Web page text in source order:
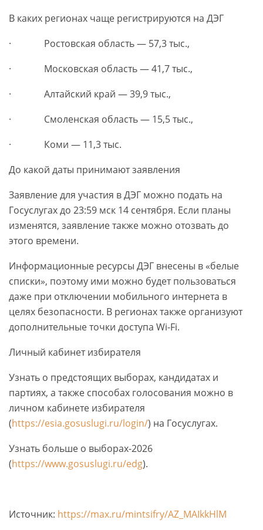
В каких регионах чаще регистрируются на ДЭГ
· Ростовская область — 57,3 тыс.,
· Московская область — 41,7 тыс.,
· Алтайский край — 39,9 тыс.,
· Смоленская область — 15,5 тыс.,
· Коми — 11,3 тыс.
До какой даты принимают заявления
Заявление для участия в ДЭГ можно подать на
Госуслугах до 23:59 мск 14 сентября. Если планы
изменятся, заявление также можно отозвать до
этого времени.
Информационные ресурсы ДЭГ внесены в «белые
списки», поэтому ими можно будет пользоваться
даже при отключении мобильного интернета в
целях безопасности. В регионах также организуют
дополнительные точки доступа Wi-Fi.
Личный кабинет избирателя
Узнать о предстоящих выборах, кандидатах и
партиях, а также способах голосования можно в
личном кабинете избирателя
(https://esia.gosuslugi.ru/login/) на Госуслугах.
Узнать больше о выборах-2026
(https://www.gosuslugi.ru/edg).
Источник: https://max.ru/mintsifry/AZ_MAIkkHlM